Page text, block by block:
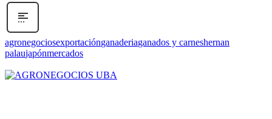
agronegociosexportaciónganaderiaganados y carneshernan
palaujapónmercados